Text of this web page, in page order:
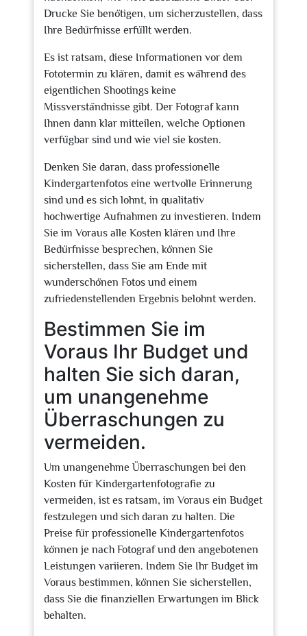
Drucke Sie benötigen, um sicherzustellen, dass
Ihre Bedürfnisse erfüllt werden.
Es ist ratsam, diese Informationen vor dem
Fototermin zu klären, damit es während des
eigentlichen Shootings keine
Missverständnisse gibt. Der Fotograf kann
Ihnen dann klar mitteilen, welche Optionen
verfügbar sind und wie viel sie kosten.
Denken Sie daran, dass professionelle
Kindergartenfotos eine wertvolle Erinnerung
sind und es sich lohnt, in qualitativ
hochwertige Aufnahmen zu investieren. Indem
Sie im Voraus alle Kosten klären und Ihre
Bedürfnisse besprechen, können Sie
sicherstellen, dass Sie am Ende mit
wunderschönen Fotos und einem
zufriedenstellenden Ergebnis belohnt werden.
Bestimmen Sie im
Voraus Ihr Budget und
halten Sie sich daran,
um unangenehme
Überraschungen zu
vermeiden.
Um unangenehme Überraschungen bei den
Kosten für Kindergartenfotografie zu
vermeiden, ist es ratsam, im Voraus ein Budget
festzulegen und sich daran zu halten. Die
Preise für professionelle Kindergartenfotos
können je nach Fotograf und den angebotenen
Leistungen variieren. Indem Sie Ihr Budget im
Voraus bestimmen, können Sie sicherstellen,
dass Sie die finanziellen Erwartungen im Blick
behalten.